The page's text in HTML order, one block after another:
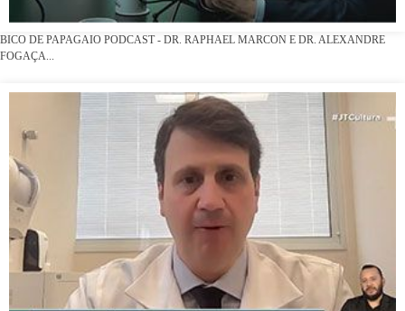
BICO DE PAPAGAIO PODCAST - DR. RAPHAEL MARCON E DR. ALEXANDRE
FOGAÇA...